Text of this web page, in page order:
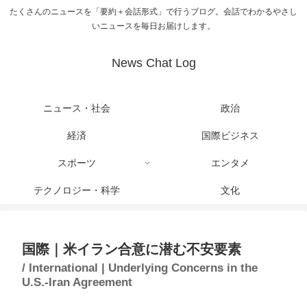
たくさんのニュースを「要約＋会話形式」で行うブログ。会話でわかるやさし
いニュースを毎日お届けします。
News Chat Log
ニュース・社会 政治
経済 国際ビジネス
スポーツ エンタメ
テクノロジー・科学 文化
国際｜米イラン合意に潜む不安要素
/ International | Underlying Concerns in the
U.S.-Iran Agreement